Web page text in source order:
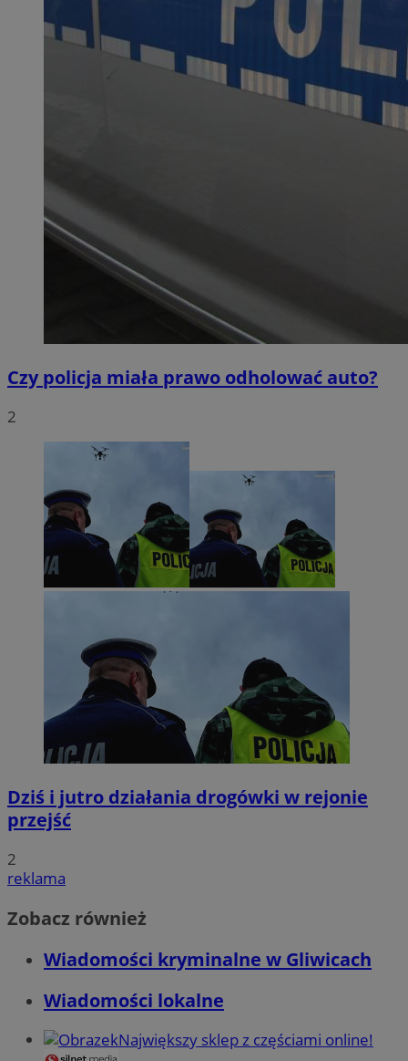
Czy policja miała prawo odholować auto?
2
Dziś i jutro działania drogówki w rejonie
przejść
2
reklama
Zobacz również
Wiadomości kryminalne w Gliwicach
Wiadomości lokalne
Największy sklep z częściami online!